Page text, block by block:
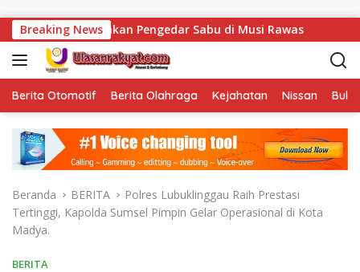
Breaking News
Amankan Pengedar Sabu di Musi Rawas Tak
Berita Otomotif Berita Olahraga Kejahatan Nissan
Beranda BERITA
Polres Lubuklinggau Raih Prestasi
Tertinggi, Kapolda Sumsel Pimpin Gelar Operasional di Kota
Madya.
BERITA